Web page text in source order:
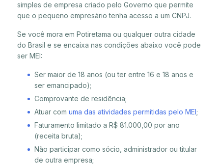
simples de empresa criado pelo Governo que permite
que o pequeno empresário tenha acesso a um CNPJ.
Se você mora em Potiretama ou qualquer outra cidade
do Brasil e se encaixa nas condições abaixo você pode
ser MEI:
Ser maior de 18 anos (ou ter entre 16 e 18 anos e
ser emancipado);
Comprovante de residência;
Atuar com uma das atividades permitidas pelo MEI;
Faturamento limitado a R$ 81.000,00 por ano
(receita bruta);
Não participar como sócio, administrador ou titular
de outra empresa;